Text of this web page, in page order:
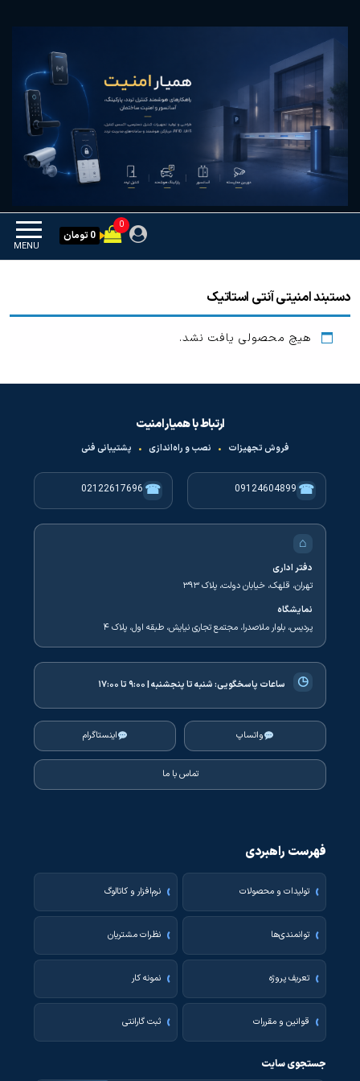
همیار امنیت
MENU
0
0 تومان
دستبند امنیتی آنتی استاتیک
هیچ محصولی یافت نشد.
ارتباط با همیار امنیت
فروش تجهیزات • نصب و راه‌اندازی • پشتیبانی فنی
☎
09124604899
☎
02122617696
⌂
دفتر اداری
تهران، قلهک، خیابان دولت، پلاک ۳۹۳
نمایشگاه
پردیس، بلوار ملاصدرا، مجتمع تجاری نیایش، طبقه اول، پلاک ۴
◷ ساعات پاسخگویی:شنبه تا پنجشنبه | ۹:۰۰ تا ۱۷:۰۰
واتساپ اینستاگرام
تماس با ما
فهرست راهبردی
تولیدات و محصولات نرم‌افزار و کاتالوگ
توانمندی‌ها نظرات مشتریان
تعریف پروژه نمونه کار
قوانین و مقررات ثبت گارانتی
جستجوی سایت